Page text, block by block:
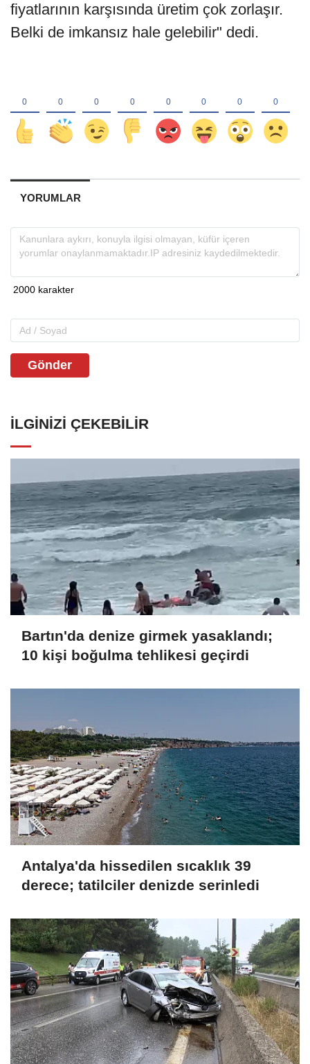
fiyatlarının karşısında üretim çok zorlaşır.
Belki de imkansız hale gelebilir" dedi.
YORUMLAR
Gönder
İLGINIZI ÇEKEBILIR
Bartın'da denize girmek yasaklandı;
10 kişi boğulma tehlikesi geçirdi
Antalya'da hissedilen sıcaklık 39
derece; tatilciler denizde serinledi